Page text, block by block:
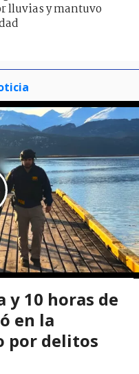
lluvias y mantuvo
y 10 horas de
en la
por delitos